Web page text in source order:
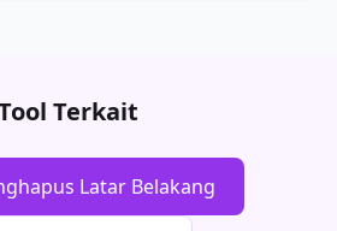
Terkait
Latar Belakang